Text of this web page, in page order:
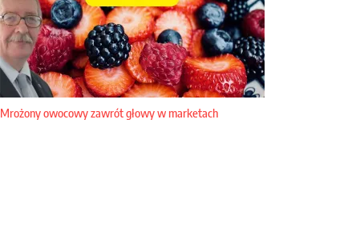
Mrożony owocowy zawrót głowy w marketach